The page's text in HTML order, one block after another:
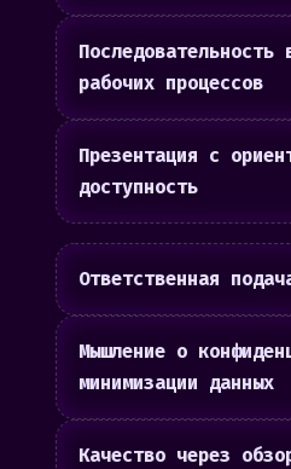
Последовательность
рабочих процессов
Презентация с
доступность
Ответственная
Мышление о
минимизации данных
Качество через